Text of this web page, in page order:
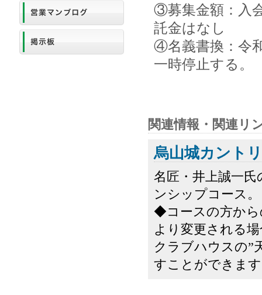
③募集金額：入
託金はなし
④名義書換：令
一時停止する。
関連情報・関連リ
烏山城カント
名匠・井上誠一
ンシップコース。
◆コースの方から
より変更される
クラブハウスの”
すことができま